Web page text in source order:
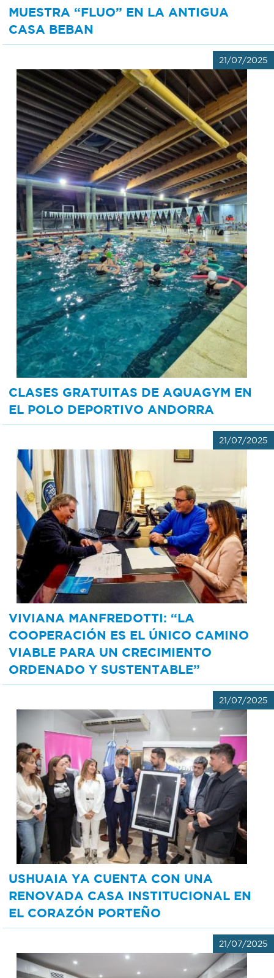
MUESTRA “FLUO” EN LA ANTIGUA
CASA BEBAN
21/07/2025
CLASES GRATUITAS DE AQUAGYM EN
EL POLO DEPORTIVO ANDORRA
21/07/2025
VIVIANA MANFREDOTTI: “LA
COOPERACIÓN ES EL ÚNICO CAMINO
VIABLE PARA UN CRECIMIENTO
ORDENADO Y SUSTENTABLE”
21/07/2025
USHUAIA YA CUENTA CON UNA
RENOVADA CASA INSTITUCIONAL EN
EL CORAZÓN PORTEÑO
21/07/2025